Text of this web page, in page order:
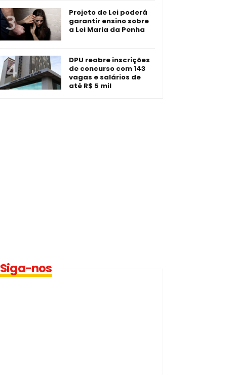
Projeto de Lei poderá
garantir ensino sobre
a Lei Maria da Penha
DPU reabre inscrições
de concurso com 143
vagas e salários de
até R$ 5 mil
Siga-nos